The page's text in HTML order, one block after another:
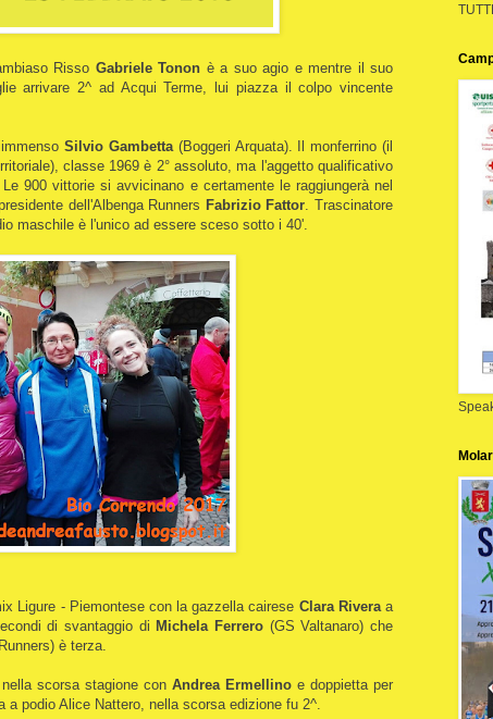
Risso Gabriele Tonon è a suo agio e mentre il suo
arrivare 2^ ad Acqui Terme, lui piazza il colpo vincente
immensoSilvio Gambetta (Boggeri Arquata). Il monferrino (il
classe 1969 è 2° assoluto, ma l'aggetto qualificativo
900 vittorie si avvicinano e certamente le raggiungerà nel
dell'Albenga Runners Fabrizio Fattor . Trascinatore
maschile è l'unico ad essere sceso sotto i 40'.
Ligure - Piemontese con la gazzella cairese Clara Riveraa
di svantaggio di Michela Ferrero(GS Valtanaro) che
è terza.
scorsa stagione con Andrea Ermellino e doppietta per
podio Alice Nattero, nella scorsa edizione fu 2^.